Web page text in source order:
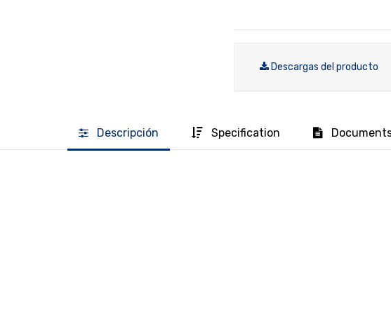
Descargas del producto
Descripción Specification